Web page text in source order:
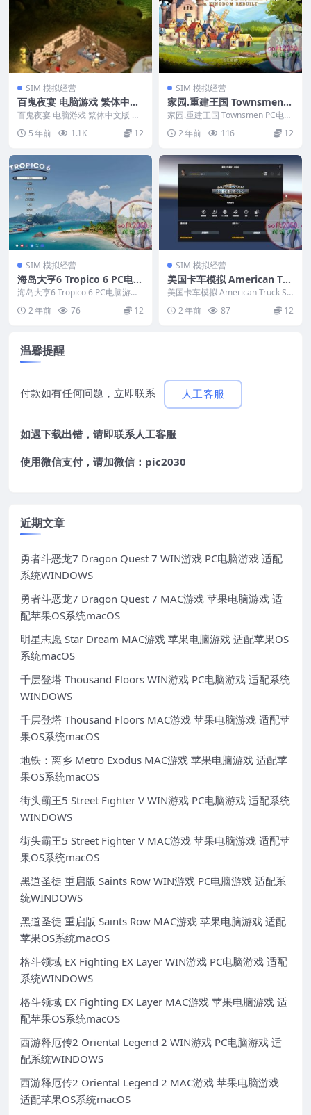
SIM 模拟经营
百鬼夜宴 电脑游戏 繁体中文
版 支援win11 win10 win7
百鬼夜宴 电脑游戏 繁体中文版 支
援win11 win10 win7 游戏编号：...
5 年前 1.1K 12
SIM 模拟经营
家园.重建王国 Townsmen P
C电脑游戏 适用WIN11 WIN
10
家园.重建王国 Townsmen PC电脑
2 年前 116 12
SIM 模拟经营
海岛大亨6 Tropico 6 PC电脑
游戏 适用WIN11 WIN10
海岛大亨6 Tropico 6 PC电脑游戏
2 年前 76 12
SIM 模拟经营
美国卡车模拟 American Tru
ck Simulator PC电脑游戏
适用WIN11 WIN10
美国卡车模拟 American Truck Si
2 年前 87 12
温馨提醒
付款如有任何问题，立即联系 人工客服
如遇下载出错，请即联系人工客服
使用微信支付，请加微信：pic2030
近期文章
勇者斗恶龙7 Dragon Quest 7 WIN游戏 PC电脑游戏 适配
系统WINDOWS
勇者斗恶龙7 Dragon Quest 7 MAC游戏 苹果电脑游戏 适
配苹果OS系统macOS
明星志愿 Star Dream MAC游戏 苹果电脑游戏 适配苹果OS
系统macOS
千层登塔 Thousand Floors WIN游戏 PC电脑游戏 适配系统
WINDOWS
千层登塔 Thousand Floors MAC游戏 苹果电脑游戏 适配苹
果OS系统macOS
地铁：离乡 Metro Exodus MAC游戏 苹果电脑游戏 适配苹
果OS系统macOS
街头霸王5 Street Fighter V WIN游戏 PC电脑游戏 适配系统
WINDOWS
街头霸王5 Street Fighter V MAC游戏 苹果电脑游戏 适配苹
果OS系统macOS
黑道圣徒 重启版 Saints Row WIN游戏 PC电脑游戏 适配系
统WINDOWS
黑道圣徒 重启版 Saints Row MAC游戏 苹果电脑游戏 适配
苹果OS系统macOS
格斗领域 EX Fighting EX Layer WIN游戏 PC电脑游戏 适配
系统WINDOWS
格斗领域 EX Fighting EX Layer MAC游戏 苹果电脑游戏 适
配苹果OS系统macOS
西游释厄传2 Oriental Legend 2 WIN游戏 PC电脑游戏 适
配系统WINDOWS
西游释厄传2 Oriental Legend 2 MAC游戏 苹果电脑游戏
适配苹果OS系统macOS